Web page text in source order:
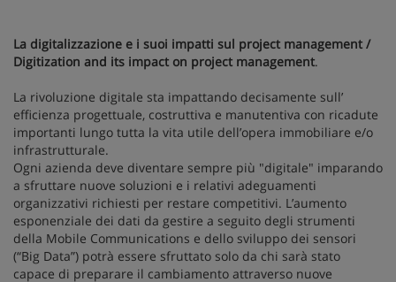
La digitalizzazione e i suoi impatti sul project management /
Digitization and its impact on project management.
La rivoluzione digitale sta impattando decisamente sull’
efficienza progettuale, costruttiva e manutentiva con ricadute
importanti lungo tutta la vita utile dell’opera immobiliare e/o
infrastrutturale.
Ogni azienda deve diventare sempre più "digitale" imparando
a sfruttare nuove soluzioni e i relativi adeguamenti
organizzativi richiesti per restare competitivi. L’aumento
esponenziale dei dati da gestire a seguito degli strumenti
della Mobile Communications e dello sviluppo dei sensori
(“Big Data”) potrà essere sfruttato solo da chi sarà stato
capace di preparare il cambiamento attraverso nuove